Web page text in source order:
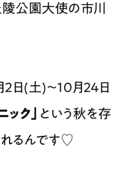
ォマティブデータポリシー
公園大使の市川
日(土)〜10月24日
ク」
という秋を存
れるんです♡